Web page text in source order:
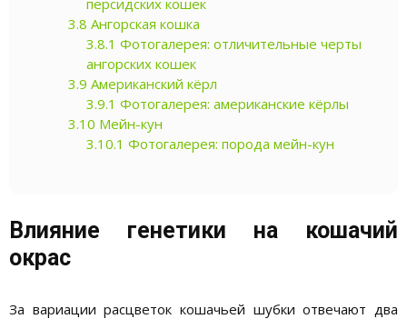
3.8 Ангорская кошка
3.8.1 Фотогалерея: отличительные черты
ангорских кошек
3.9 Американский кёрл
3.9.1 Фотогалерея: американские кёрлы
3.10 Мейн-кун
3.10.1 Фотогалерея: порода мейн-кун
Влияние генетики на кошачий
окрас
За вариации расцветок кошачьей шубки отвечают два